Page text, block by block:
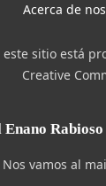
Acerca de
este sitio está
Creative
Enano
Nos vamos al